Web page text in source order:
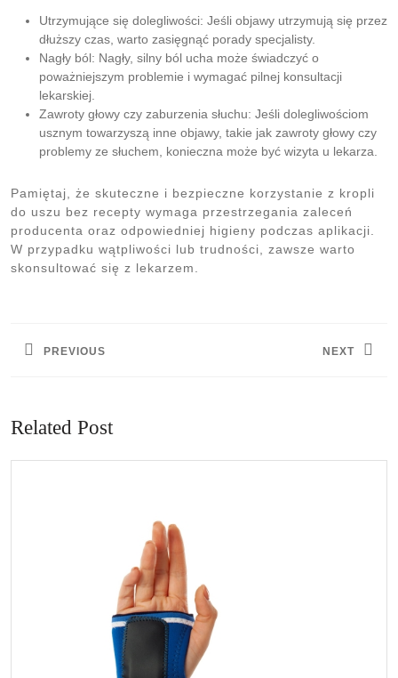
Utrzymujące się dolegliwości: Jeśli objawy utrzymują się przez
dłuższy czas, warto zasięgnąć porady specjalisty.
Nagły ból: Nagły, silny ból ucha może świadczyć o
poważniejszym problemie i wymagać pilnej konsultacji
lekarskiej.
Zawroty głowy czy zaburzenia słuchu: Jeśli dolegliwościom
usznym towarzyszą inne objawy, takie jak zawroty głowy czy
problemy ze słuchem, konieczna może być wizyta u lekarza.
Pamiętaj, że skuteczne i bezpieczne korzystanie z kropli
do uszu bez recepty wymaga przestrzegania zaleceń
producenta oraz odpowiedniej higieny podczas aplikacji.
W przypadku wątpliwości lub trudności, zawsze warto
skonsultować się z lekarzem.
PREVIOUS NEXT
Related Post